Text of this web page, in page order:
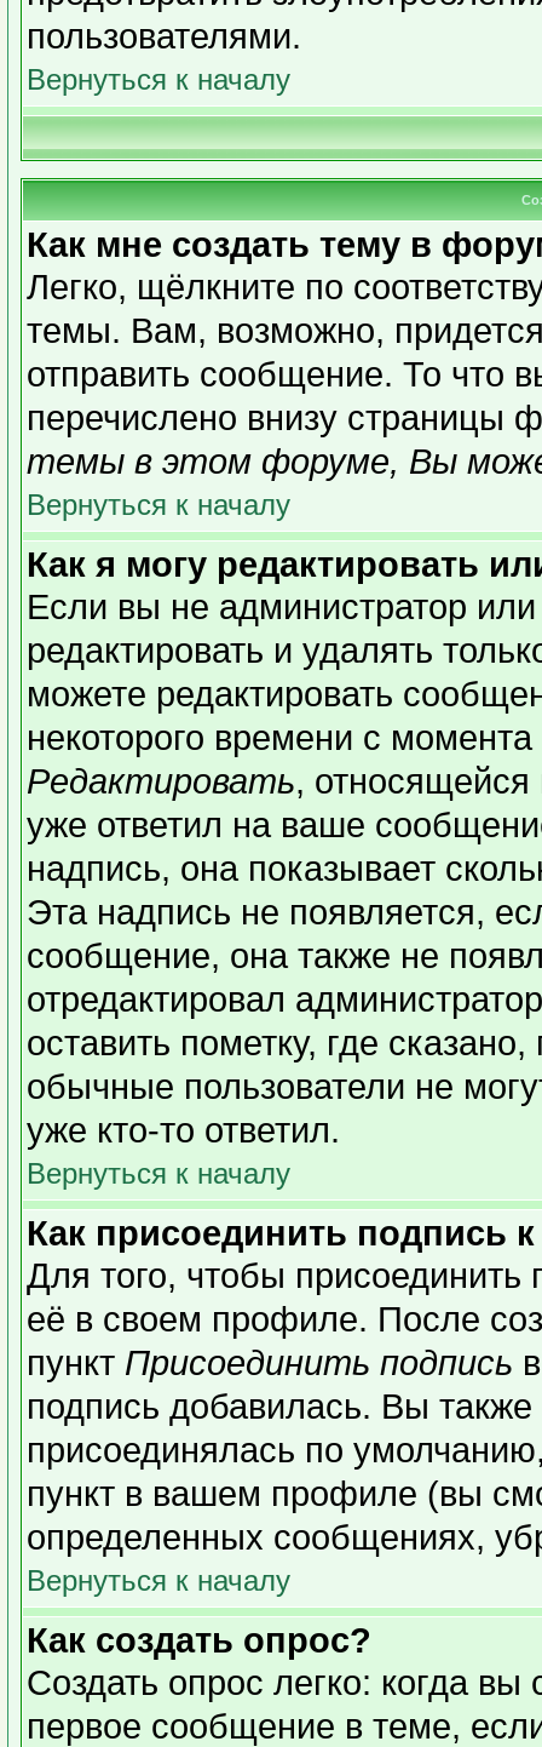
пользователями.
Вернуться к началу
Как мне создать тему в
Легко, щёлкните по
темы. Вам, возможно,
отправить сообщение. То что
перечислено внизу страницы
темы в этом форуме, Вы
Вернуться к началу
Как я могу редактировать
Если вы не администратор
редактировать и удалять
можете редактировать
некоторого времени с
Редактировать,
уже ответил на ваше
надпись, она показывает
Эта надпись не появляется,
сообщение, она также не
отредактировал
оставить пометку, где
обычные пользователи не
уже кто-то ответил.
Вернуться к началу
Как присоединить подпись
Для того, чтобы
её в своем профиле. После
пункт Присоединить подпись
подпись добавилась. Вы
присоединялась по
пункт в вашем профиле (вы
определенных сообщениях,
Вернуться к началу
Как создать опрос?
Создать опрос легко: когда вы
первое сообщение в теме,